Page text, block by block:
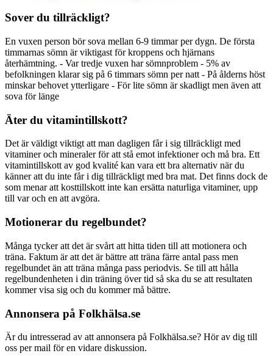
Sover du tillräckligt?
En vuxen person bör sova mellan 6-9 timmar per dygn. De första
timmarnas sömn är viktigast för kroppens och hjärnans
återhämtning. - Var tredje vuxen har sömnproblem - 5% av
befolkningen klarar sig på 6 timmars sömn per natt - På ålderns höst
minskar behovet ytterligare - För lite sömn är skadligt men även att
sova för länge
Äter du vitamintillskott?
Det är väldigt viktigt att man dagligen får i sig tillräckligt med
vitaminer och mineraler för att stå emot infektioner och må bra. Ett
vitamintillskott av god kvalité kan vara ett bra alternativ när du
känner att du inte får i dig tillräckligt med bra mat. Det finns dock de
som menar att kosttillskott inte kan ersätta naturliga vitaminer, upp
till var och en att avgöra.
Motionerar du regelbundet?
Många tycker att det är svårt att hitta tiden till att motionera och
träna. Faktum är att det är bättre att träna färre antal pass men
regelbundet än att träna många pass periodvis. Se till att hålla
regelbundenheten i din träning över tid så ska du se att resultaten
kommer visa sig och du kommer må bättre.
Annonsera på Folkhälsa.se
Är du intresserad av att annonsera på Folkhälsa.se? Hör av dig till
oss per mail för en vidare diskussion.